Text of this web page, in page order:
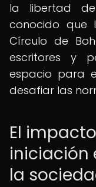
la libertad de
conocido que
Círculo de
escritores y
espacio para
desafiar las
El
iniciación
la